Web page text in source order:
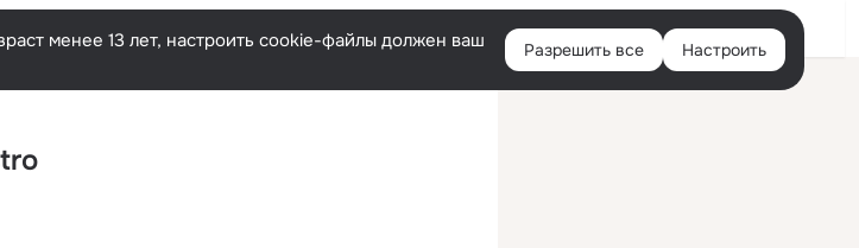
Русский Войти
менее 13 лет, настроить cookie-файлы должен ваш
Разрешить все Настроить